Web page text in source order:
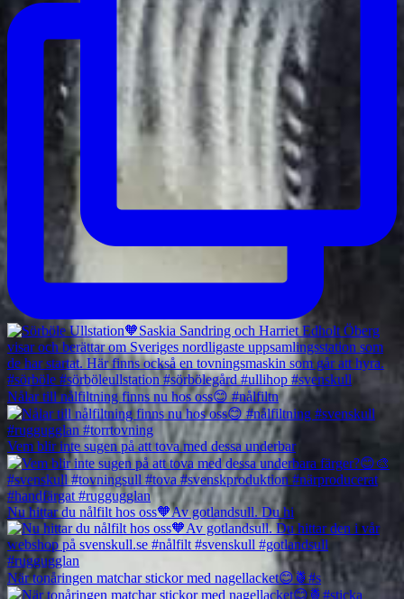
Nålar till nålfiltning finns nu hos oss😊 #nålfiltn
Vem blir inte sugen på att tova med dessa underbar
Nu hittar du nålfilt hos oss🧡Av gotlandsull. Du hi
När tonåringen matchar stickor med nagellacket😊🍍#s